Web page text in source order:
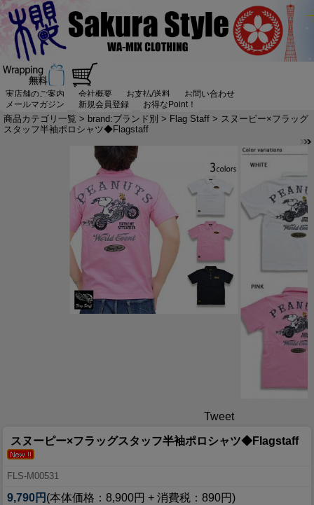
実店舗のご案内 会社概要 お支払/送料
お問い合わせ
メールマガジン
新規会員登録 お得なPoint！
商品カテゴリ一覧 > brand:ブランド別 > Flag Staff > スヌーピー×フラッグ
スタッフ半袖ポロシャツ◆Flagstaff
Tweet
スヌーピー×フラッグスタッフ半袖ポロシャツ◆Flagstaff
FLS-M00531
9,790円 (本体価格：8,900円 + 消費税：890円)